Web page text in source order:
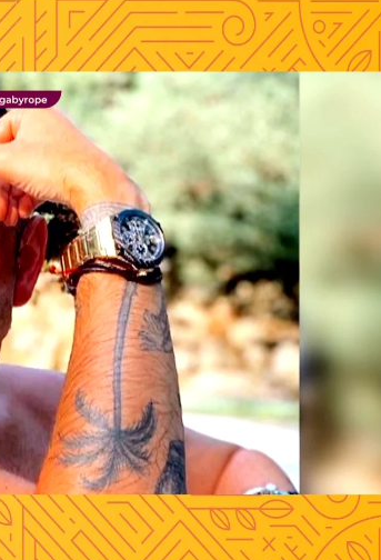
sacaron del avión en ambulancia"
Flipboard